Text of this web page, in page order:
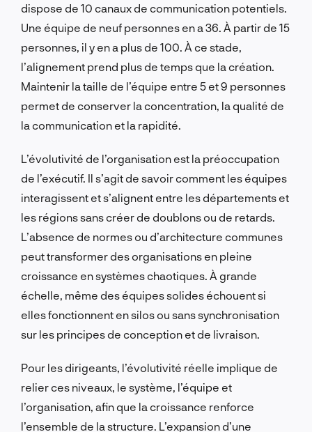
dispose de 10 canaux de communication potentiels.
Une équipe de neuf personnes en a 36. À partir de 15
personnes, il y en a plus de 100. À ce stade,
l’alignement prend plus de temps que la création.
Maintenir la taille de l’équipe entre 5 et 9 personnes
permet de conserver la concentration, la qualité de
la communication et la rapidité.
L’évolutivité de l’organisation est la préoccupation
de l’exécutif. Il s’agit de savoir comment les équipes
interagissent et s’alignent entre les départements et
les régions sans créer de doublons ou de retards.
L’absence de normes ou d’architecture communes
peut transformer des organisations en pleine
croissance en systèmes chaotiques. À grande
échelle, même des équipes solides échouent si
elles fonctionnent en silos ou sans synchronisation
sur les principes de conception et de livraison.
Pour les dirigeants, l’évolutivité réelle implique de
relier ces niveaux, le système, l’équipe et
l’organisation, afin que la croissance renforce
l’ensemble de la structure. L’expansion d’une